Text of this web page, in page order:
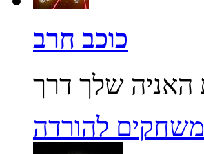
כוכב חרב
משחקים להורדה